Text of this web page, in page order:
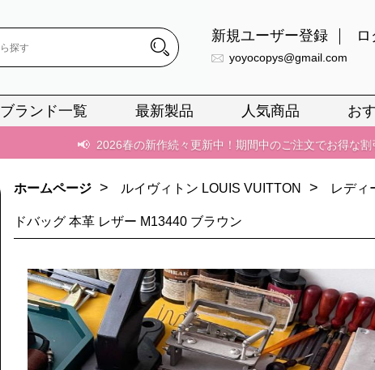
新規ユーザー登録
yoyocopys@gmail.com
ブランド一覧 最新製品 人気商品 お
当店は正真正銘のn級スーパーコピーのみ取扱い。最高品質の再
📢 2026春の新作続々更新中！期間中のご注文でお得な割
新作入荷！ルイ・ヴィトンスーパーコピー バッグ最新モデルが
📢 当店は正真正銘のn級スーパーコピーのみ取扱い。最高品質の再
📢 2026春の新作続々更新中！期間中のご注文でお得な割
ホームページ > ルイヴィトン LOUIS VUITTON > レディ
ドバッグ 本革 レザー M13440 ブラウン